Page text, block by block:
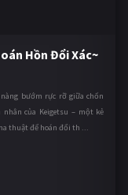
Hồn Đổi Xác~
bướm rực rỡ giữa chốn
của Keigetsu – một kẻ
thuật để hoán đổi th ...